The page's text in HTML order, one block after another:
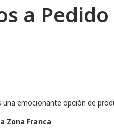
a
una emocionante opción de
Zona Franca